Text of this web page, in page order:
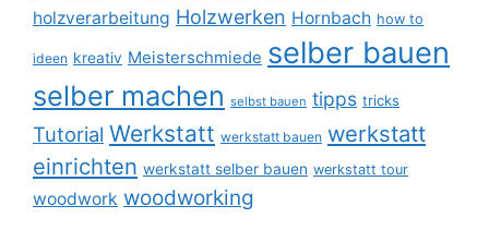
holzverarbeitung Holzwerken Hornbach how to
ideen kreativ Meisterschmiede selber bauen
selber machen selbst bauen tipps tricks
Tutorial Werkstatt werkstatt bauen werkstatt
einrichten werkstatt selber bauen werkstatt tour
woodwork woodworking